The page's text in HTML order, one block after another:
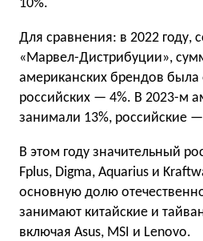
10%.
Для сравнения: в 2022 году,
«Марвел-Дистрибуции»,
американских брендов была
российских — 4%. В 2023-м
занимали 13%, российские
В этом году значительный
Fplus, Digma, Aquarius и
основную долю
занимают китайские и
включая Asus, MSI и Lenovo.